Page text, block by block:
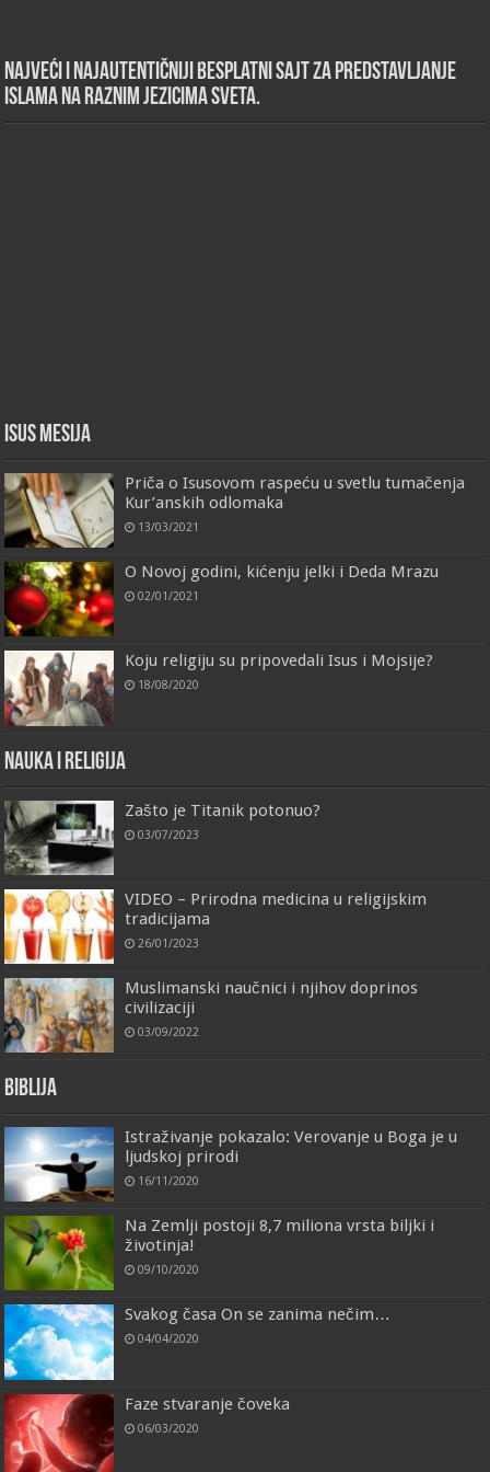
Najveći i najautentičniji besplatni sajt za predstavljanje
islama na raznim jezicima sveta.
Isus Mesija
Priča o Isusovom raspeću u svetlu tumačenja
Kur’anskih odlomaka
13/03/2021
O Novoj godini, kićenju jelki i Deda Mrazu
02/01/2021
Koju religiju su pripovedali Isus i Mojsije?
18/08/2020
Nauka i religija
Zašto je Titanik potonuo?
03/07/2023
VIDEO – Prirodna medicina u religijskim
tradicijama
26/01/2023
Muslimanski naučnici i njihov doprinos
civilizaciji
03/09/2022
Biblija
Istraživanje pokazalo: Verovanje u Boga je u
ljudskoj prirodi
16/11/2020
Na Zemlji postoji 8,7 miliona vrsta biljki i
životinja!
09/10/2020
Svakog časa On se zanima nečim…
04/04/2020
Faze stvaranje čoveka
06/03/2020